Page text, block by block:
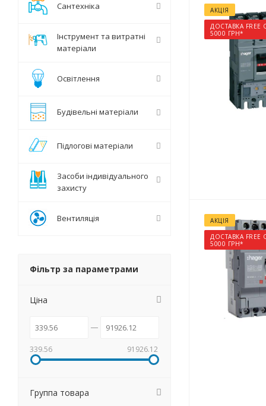
АКЦІЯ
ДОСТАВКА FREE
5000 ГРН*
АКЦІЯ
ДОСТАВКА FREE
5000 ГРН*
Сантехніка
Інструмент та витратні
матеріали
Освітлення
Будівельні матеріали
Підлогові матеріали
Засоби індивідуального
захисту
Вентиляція
Фільтр за параметрами
Ціна
339.56 91926.12
Группа товара